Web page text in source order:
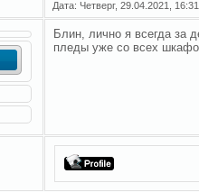
Дата: Четверг, 29.04.2021,
Блин, лично я всегда за
пледы уже со всех